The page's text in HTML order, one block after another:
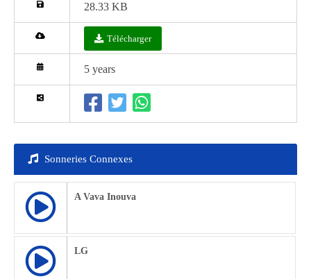
28.33 KB
Télécharger
5 years
Sonneries Connexes
A Vava Inouva
LG